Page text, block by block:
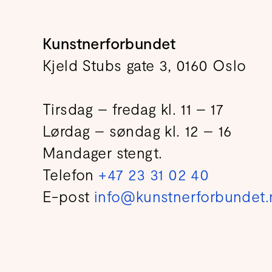
Kunstnerforbundet
Kjeld Stubs gate 3, 0160 Oslo
Tirsdag – fredag kl. 11 – 17
Lørdag – søndag kl. 12 – 16
Mandager stengt.
Telefon +47 23 31 02 40
E-post